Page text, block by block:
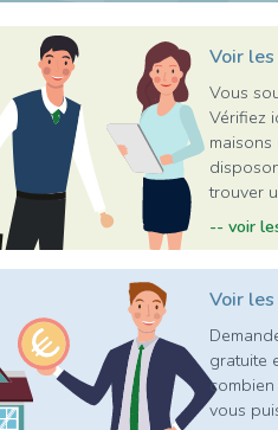
Voir
Vous
Vérifiez
trouver
-- voir
Voir
gratuite
vous